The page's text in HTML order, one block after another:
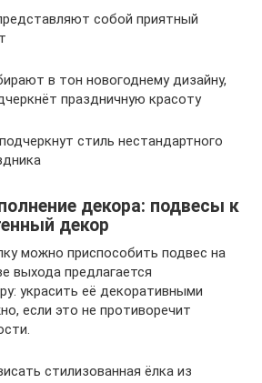
собой приятный
в тон новогоднему дизайну,
праздничную красоту
стиль нестандартного
декора: подвесы к
декор
можно приспособить подвес на
выхода предлагается
украсить её декоративными
если это не противоречит
стилизованная ёлка из